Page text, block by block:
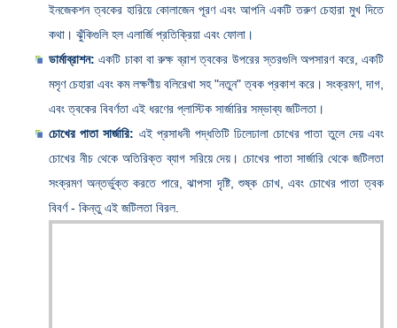
ইনজেকশন ত্বকের হারিয়ে কোলাজেন পূরণ এবং আপনি একটি তরুণ চেহারা মুখ দিতে
কথা। ঝুঁকিগুলি হল এলার্জি প্রতিক্রিয়া এবং ফোলা।
ডার্মাব্রাশন: একটি চাকা বা রুক্ষ ব্রাশ ত্বকের উপরের স্তরগুলি অপসারণ করে, একটি
মসৃণ চেহারা এবং কম লক্ষণীয় বলিরেখা সহ "নতুন" ত্বক প্রকাশ করে। সংক্রমণ, দাগ,
এবং ত্বকের বিবর্ণতা এই ধরণের প্লাস্টিক সার্জারির সম্ভাব্য জটিলতা।
চোখের পাতা সার্জারি: এই প্রসাধনী পদ্ধতিটি ঢিলেঢালা চোখের পাতা তুলে দেয় এবং
চোখের নীচ থেকে অতিরিক্ত ব্যাগ সরিয়ে দেয়। চোখের পাতা সার্জারি থেকে জটিলতা
সংক্রমণ অন্তর্ভুক্ত করতে পারে, ঝাপসা দৃষ্টি, শুষ্ক চোখ, এবং চোখের পাতা ত্বক
বিবর্ণ - কিন্তু এই জটিলতা বিরল.